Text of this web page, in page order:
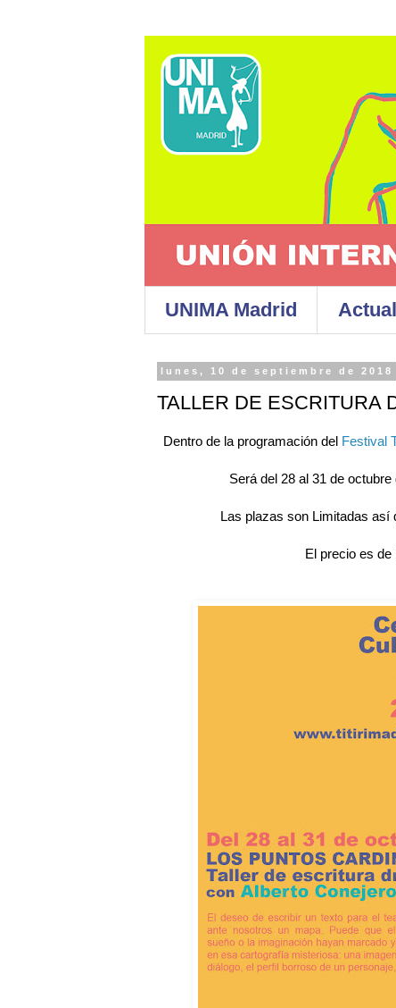
UNIMA Madrid
lunes, 10 de septiembre de 2018
TALLER DE ESCRITURA
Dentro de la programación del Festival
Será del 28 al 31 de
Las plazas son Limitadas así
El precio es